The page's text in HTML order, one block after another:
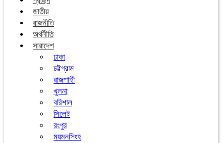
জাতীয়
রাজনীতি
অর্থনীতি
সারাদেশ
ঢাকা
চট্টগ্রাম
রাজশাহী
খুলনা
বরিশাল
সিলেট
রংপুর
ময়মনসিংহ